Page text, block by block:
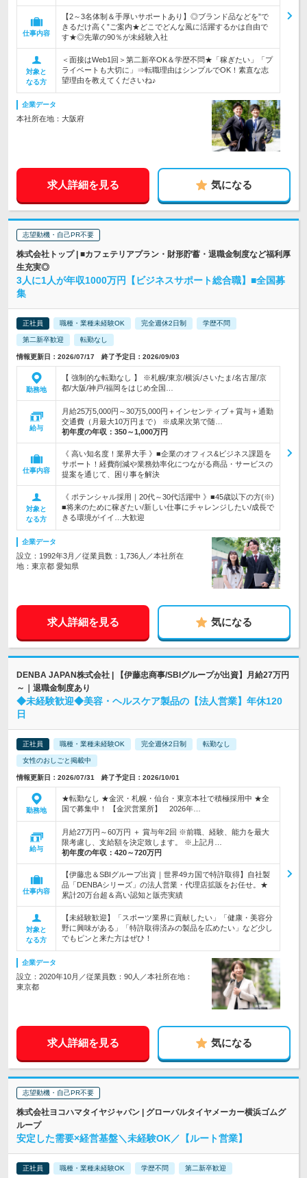
仕事内容
【2～3名体制＆手厚いサポートあり】◎ブランド品などを”で
きるだけ高く”ご案内★どこでどんな風に活躍するかは自由で
す★◎先輩の90％が未経験入社
対象と
なる方
＜面接はWeb1回＞第二新卒OK＆学歴不問★「稼ぎたい」「プ
ライベートも大切に」⇒転職理由はシンプルでOK！素直な志
望理由を教えてくださいね♪
企業データ
本社所在地：大阪府
求人詳細を見る 気になる
志望動機・自己PR不要
株式会社トップ | ■カフェテリアプラン・財形貯蓄・退職金制度など福利厚
生充実◎
3人に1人が年収1000万円【ビジネスサポート総合職】■全国募
集
正社員 職種・業種未経験OK 完全週休2日制 学歴不問
第二新卒歓迎 転勤なし
情報更新日：2026/07/17 終了予定日：2026/09/03
勤務地
【 強制的な転勤なし 】 ※札幌/東京/横浜/さいたま/名古屋/京
都/大阪/神戸/福岡をはじめ全国…
給与
月給25万5,000円～30万5,000円＋インセンティブ＋賞与＋通勤
交通費（月最大10万円まで） ※成果次第で随…
初年度の年収： 350～1,000万円
仕事内容
《 高い知名度！業界大手 》■企業のオフィス&ビジネス課題を
サポート！経費削減や業務効率化につながる商品・サービスの
提案を通じて、困り事を解決
対象と
なる方
《 ポテンシャル採用｜20代～30代活躍中 》■45歳以下の方(※)
■将来のために稼ぎたい/新しい仕事にチャレンジしたい/成長で
きる環境がイイ…大歓迎
企業データ
設立：1992年3月／従業員数：1,736人／本社所在
地：東京都 愛知県
求人詳細を見る 気になる
DENBA JAPAN株式会社 | 【伊藤忠商事/SBIグループが出資】月給27万円
～｜退職金制度あり
◆未経験歓迎◆美容・ヘルスケア製品の【法人営業】年休120
日
正社員 職種・業種未経験OK 完全週休2日制 転勤なし
女性のおしごと掲載中
情報更新日：2026/07/31 終了予定日：2026/10/01
勤務地
★転勤なし ★金沢・札幌・仙台・東京本社で積極採用中 ★全
国で募集中！ 【金沢営業所】 2026年…
給与
月給27万円～60万円 ＋ 賞与年2回 ※前職、経験、能力を最大
限考慮し、支給額を決定致します。 ※上記月…
初年度の年収： 420～720万円
仕事内容
【伊藤忠＆SBIグループ出資｜世界49カ国で特許取得】自社製
品「DENBAシリーズ」の法人営業・代理店拡販をお任せ。★
累計20万台超＆高い認知と販売実績
対象と
なる方
【未経験歓迎】「スポーツ業界に貢献したい」「健康・美容分
野に興味がある」「特許取得済みの製品を広めたい」など少し
でもピンと来た方はぜひ！
企業データ
設立：2020年10月／従業員数：90人／本社所在地：
東京都
求人詳細を見る 気になる
志望動機・自己PR不要
株式会社ヨコハマタイヤジャパン | グローバルタイヤメーカー横浜ゴムグ
ループ
安定した需要×経営基盤＼未経験OK／【ルート営業】
正社員 職種・業種未経験OK 学歴不問 第二新卒歓迎